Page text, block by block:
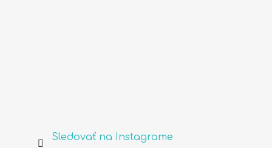
Sledovať na Instagrame